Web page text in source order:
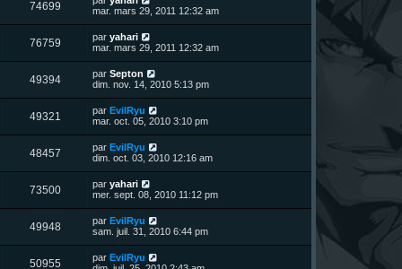
a
g
e
e
s
s
a
g
e
s
i
e
r
m
e
s
s
a
g
e
74699V
u
s
e
i
e
r
m
e
s
s
a
g
e
mar. mars 29, 2011 12:32 am
76759V
u
D
e
i
e
r
m
e
s
s
a
g
e
par yahari
mar. mars 29, 2011 12:32 am
49394V
u
s
D
e
i
e
r
m
e
s
s
a
g
e
par Septon
dim. nov. 14, 2010 5:13 pm
49321
u
s
D
e
i
e
r
m
e
s
s
a
g
e
par EvilRyu
mar. oct. 05, 2010 3:10 pm
48457V
u
s
D
e
i
e
r
m
e
s
s
a
par EvilRyu
dim. oct. 03, 2010 12:16 am
73500V
u
s
D
e
i
e
r
m
par yahari
mer. sept. 08, 2010 11:12 pm
49948V
u
D
e
i
par EvilRyu
sam. juil. 31, 2010 6:44 pm
50955V
D
e
par EvilRyu